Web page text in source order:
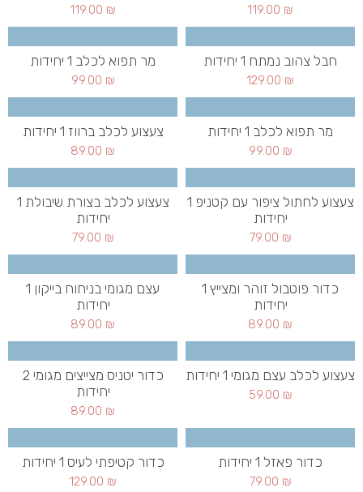
119.00 ₪
119.00 ₪
חבל צהוב נמתח 1 יחידות
129.00 ₪
מר תפוא לכלב 1 יחידות
99.00 ₪
מר תפוא לכלב 1 יחידות
99.00 ₪
צעצוע לכלב ברווז 1 יחידות
89.00 ₪
צעצוע לחתול ציפור עם קטניפ 1
יחידות
79.00 ₪
צעצוע לכלב בצורת שיבולת 1
יחידות
79.00 ₪
כדור פוטבול זוהר ומצייץ 1
יחידות
89.00 ₪
עצם מגומי בניחוח בייקון 1
יחידות
89.00 ₪
צעצוע לכלב עצם מגומי 1 יחידות
59.00 ₪
כדור יטניס מצייצים מגומי 2
יחידות
89.00 ₪
כדור פאזל 1 יחידות
79.00 ₪
כדור קטיפתי לעיס 1 יחידות
129.00 ₪